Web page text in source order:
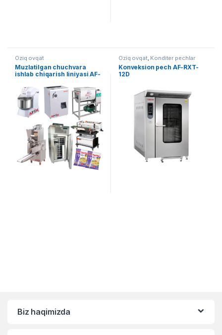
Oziq ovqat
Muzlatilgan chuchvara
ishlab chiqarish liniyasi AF-
Oziq ovqat, Konditer pechlar
Konveksion pech AF-RXT-
12D
Biz haqimizda